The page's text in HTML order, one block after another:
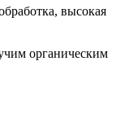
высокая
органическим